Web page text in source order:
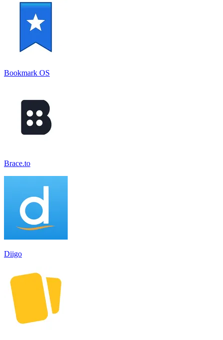
Bookmark OS
Brace.to
Diigo